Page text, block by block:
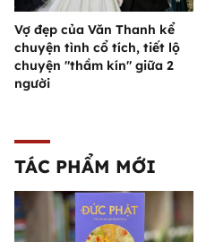
Vợ đẹp của Văn Thanh kể
chuyện tình cổ tích, tiết lộ
chuyện "thầm kín" giữa 2
người
TÁC PHẨM MỚI